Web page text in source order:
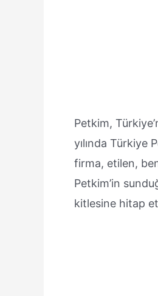
Petkim,
yılında Türkiye
firma, etilen,
Petkim’in
kitlesine hitap